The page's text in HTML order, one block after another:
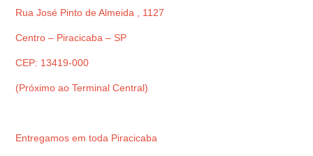
Rua José Pinto de Almeida , 1127
Centro – Piracicaba – SP
CEP: 13419-000
(Próximo ao Terminal Central)
Entregamos em toda Piracicaba